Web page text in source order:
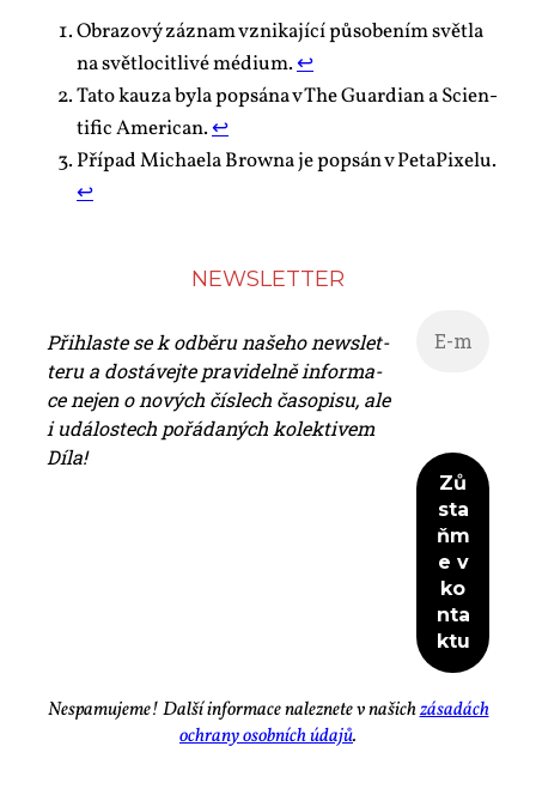
Ob­ra­zo­vý zá­znam vzni­ka­jí­cí pů­so­be­ním svět­la
na svět­lo­cit­li­vé mé­di­um.↩︎
Ta­to kauza by­la po­psá­na v The Gu­ar­di­an a Scien­
ti­fic Ame­ri­can.↩︎
Pří­pad Mi­cha­e­la Brow­na je po­psán v Pe­ta­Pi­xe­lu.
↩︎
NEWS­LET­TER
Při­hlas­te se k od­bě­ru na­še­ho news­let­
te­ru a do­stá­vej­te pra­vi­del­ně in­for­ma­
ce nejen o no­vých čís­lech ča­so­pi­su, ale
i udá­los­tech po­řá­da­ných ko­lek­ti­vem
Dí­la!
Ne­spa­mu­je­me! Dal­ší in­for­ma­ce na­lez­ne­te v na­šichzá­sa­dách
ochra­ny osob­ních úda­jů.